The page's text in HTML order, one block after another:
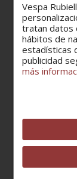
Vespa
tratan datos
hábitos de
estadísticas
publicidad
más